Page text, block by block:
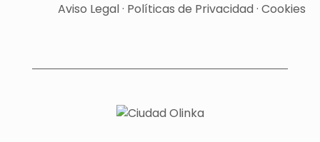
Aviso Legal· Políticas de Privacidad· Cookies